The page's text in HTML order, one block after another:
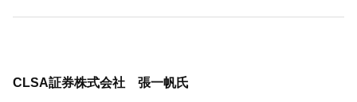
価される時期がいずれ来ると見込んでいます。したが
の通り、当社の借入金の平均金利は税前で1.2%、税
CLSA証券株式会社 張一帆氏